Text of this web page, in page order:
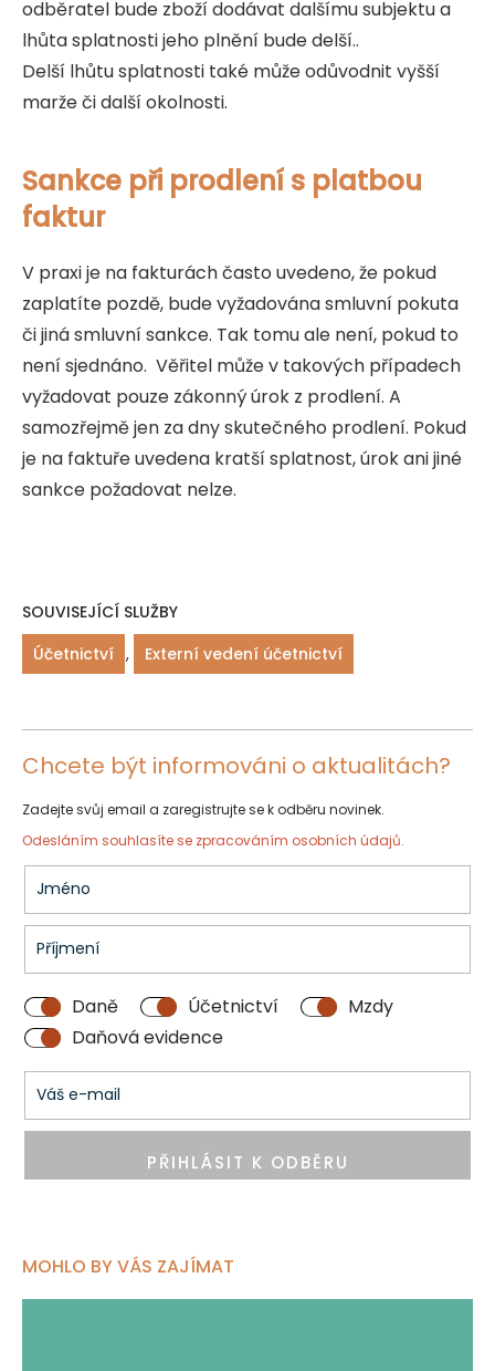
odběratel bude zboží dodávat dalšímu subjektu a
lhůta splatnosti jeho plnění bude delší..
Delší lhůtu splatnosti také může odůvodnit vyšší
marže či další okolnosti.
Sankce při prodlení s platbou
faktur
V praxi je na fakturách často uvedeno, že pokud
zaplatíte pozdě, bude vyžadována smluvní pokuta
či jiná smluvní sankce. Tak tomu ale není, pokud to
není sjednáno. Věřitel může v takových případech
vyžadovat pouze zákonný úrok z prodlení. A
samozřejmě jen za dny skutečného prodlení. Pokud
je na faktuře uvedena kratší splatnost, úrok ani jiné
sankce požadovat nelze.
SOUVISEJÍCÍ SLUŽBY
Účetnictví , Externí vedení účetnictví
Chcete být informováni o aktualitách?
Zadejte svůj email a zaregistrujte se k odběru novinek.
Odesláním souhlasíte se zpracováním osobních údajů.
Daně Účetnictví
Mzdy
Daňová evidence
PŘIHLÁSIT K ODBĚRU
MOHLO BY VÁS ZAJÍMAT